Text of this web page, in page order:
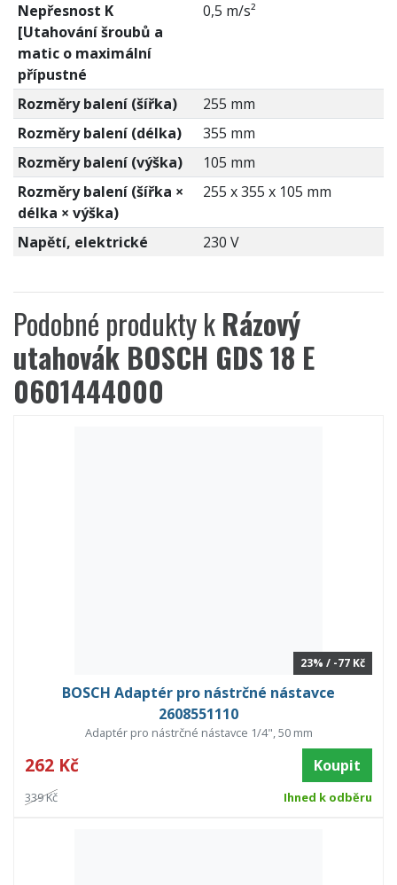
Nepřesnost K
[Utahování šroubů a
matic o maximální
přípustné
0,5 m/s²
Rozměry balení (šířka)
255 mm
Rozměry balení (délka)
355 mm
Rozměry balení (výška)
105 mm
Rozměry balení (šířka ×
délka × výška)
255 x 355 x 105 mm
Napětí, elektrické 230 V
Podobné produkty kRázový
utahovák BOSCH GDS 18 E
0601444000
23% / -77 Kč
BOSCH Adaptér pro nástrčné nástavce
2608551110
Adaptér pro nástrčné nástavce 1/4", 50 mm
262 Kč Koupit
339 Kč Ihned k odběru